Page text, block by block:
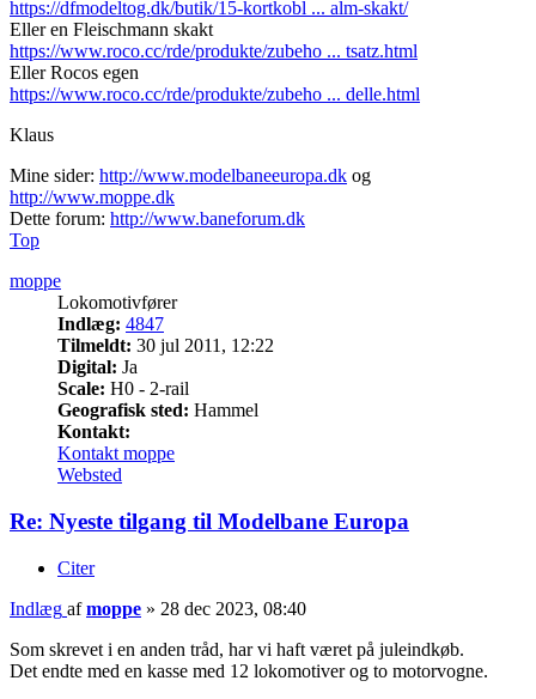
https://dfmodeltog.dk/butik/15-kortkobl ... alm-skakt/
Eller en Fleischmann skakt
https://www.roco.cc/rde/produkte/zubeho ... tsatz.html
Eller Rocos egen
https://www.roco.cc/rde/produkte/zubeho ... delle.html
Klaus
Mine sider: http://www.modelbaneeuropa.dk og
http://www.moppe.dk
Dette forum: http://www.baneforum.dk
Top
moppe
Lokomotivfører
Indlæg: 4847
Tilmeldt: 30 jul 2011, 12:22
Digital: Ja
Scale: H0 - 2-rail
Geografisk sted: Hammel
Kontakt:
Kontakt moppe
Websted
Re: Nyeste tilgang til Modelbane Europa
Citer
Indlæg afmoppe » 28 dec 2023, 08:40
Som skrevet i en anden tråd, har vi haft været på juleindkøb.
Det endte med en kasse med 12 lokomotiver og to motorvogne.